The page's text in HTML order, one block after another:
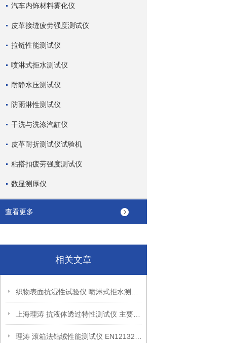
汽车内饰材料雾化仪
皮革接缝疲劳强度测试仪
拉链性能测试仪
喷淋式拒水测试仪
耐静水压测试仪
防雨淋性测试仪
干洗与洗涤汽缸仪
皮革耐折测试仪试验机
粘搭扣疲劳强度测试仪
数显测厚仪
查看更多
相关文章